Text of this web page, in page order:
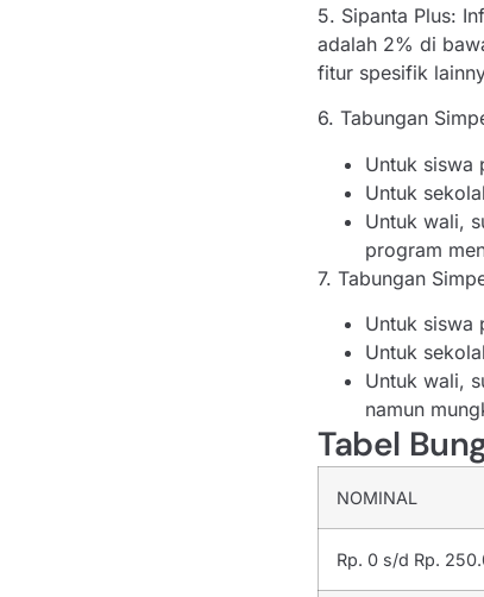
5. Sipanta Plus:
adalah 2% di
fitur spesifik
6. Tabungan
Untuk siswa
Untuk
Untuk wali,
program
7. Tabungan
Untuk siswa
Untuk
Untuk wali,
namun
Tabel
NOMINAL
Rp. 0 s/d Rp.